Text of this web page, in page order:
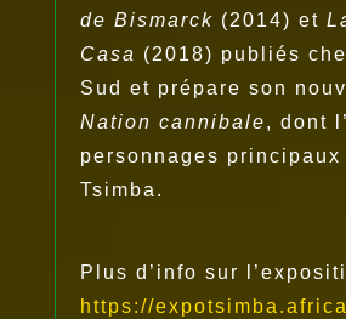
de Bismarck (2014) et
Casa (2018) publiés
Sud et prépare son
Nation cannibale, dont
personnages principaux
Tsimba.
Plus d’info sur
https://